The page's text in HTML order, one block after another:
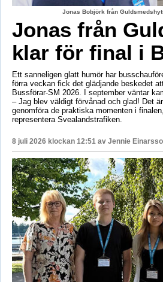
Jonas Bobjörk från
Jonas från
klar för final i
Ett sanneligen glatt humör har
förra veckan fick det glädjande beskedet
Bussförar-SM 2026. I september väntar
– Jag blev väldigt förvånad och glad! Det
genomföra de praktiska momenten i
representera Svealandstrafiken.
8 juli 2026 klockan 12:51 av Jennie